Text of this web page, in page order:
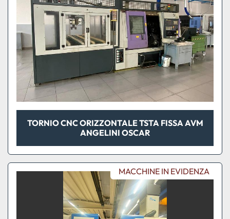
TORNIO CNC ORIZZONTALE TSTA FISSA AVM
ANGELINI OSCAR
MACCHINE IN EVIDENZA